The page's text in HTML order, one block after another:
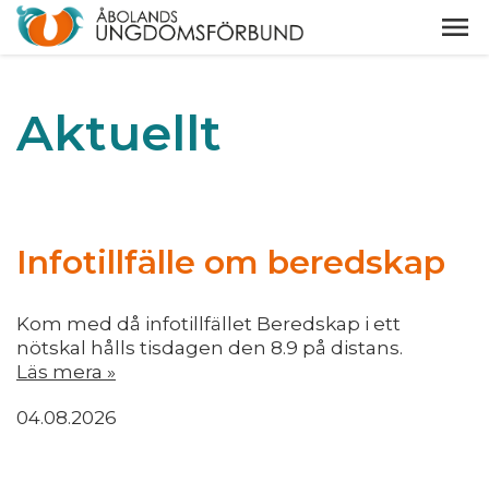
Aktuellt
Infotillfälle om beredskap
Kom med då infotillfället Beredskap i ett
nötskal hålls tisdagen den 8.9 på distans.
Läs mera »
04.08.2026